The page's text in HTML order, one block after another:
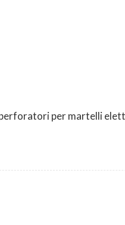
per martelli